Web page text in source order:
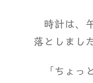
時計は、
落としまし
「ちょっ